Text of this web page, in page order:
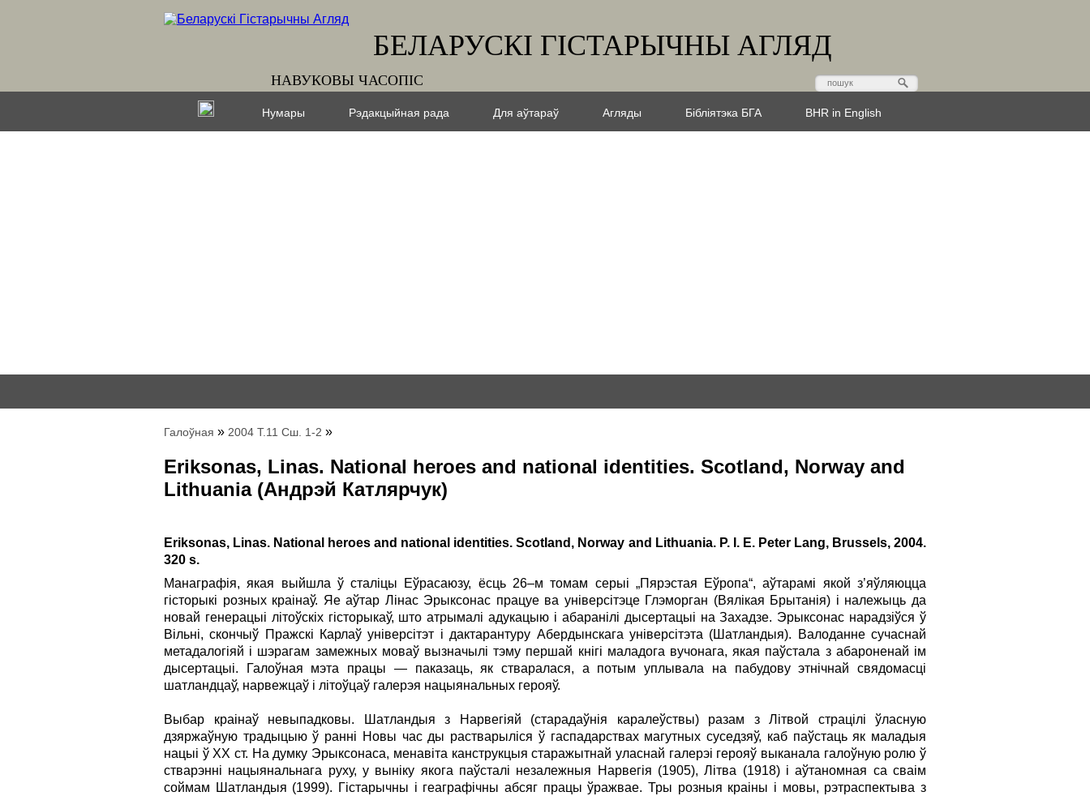
БЕЛАРУСКІ ГІСТАРЫЧНЫ АГЛЯД
НАВУКОВЫ ЧАСОПІС
Нумары Рэдакцыйная рада Для аўтараў Агляды Бібліятэка БГА BHR in English
Галоўная » 2004 Т.11 Сш. 1-2 »
Eriksonas, Linas. National heroes and national identities. Scotland, Norway and
Lithuania (Андрэй Катлярчук)
Eriksonas, Linas. National heroes and national identities. Scotland, Norway and Lithuania. P. I. E. Peter Lang, Brussels, 2004.
320 s.
Манаграфія, якая выйшла ў сталіцы Еўрасаюзу, ёсць 26–м томам серыі „Пярэстая Еўропа“, аўтарамі якой з’яўляюцца
гісторыкі розных краінаў. Яе аўтар Лінас Эрыксонас працуе ва універсітэце Глэморган (Вялікая Брытанія) і належыць да
новай генерацыі літоўскіх гісторыкаў, што атрымалі адукацыю і абаранілі дысертацыі на Захадзе. Эрыксонас нарадзіўся ў
Вільні, cкончыў Пражскі Карлаў універсітэт і дактарантуру Абердынскага універсітэта (Шатландыя). Валоданне сучаснай
метадалогіяй і шэрагам замежных моваў вызначылі тэму першай кнігі маладога вучонага, якая паўстала з абароненай ім
дысертацыі. Галоўная мэта працы — паказаць, як стваралася, а потым уплывала на пабудову этнічнай свядомасці
шатландцаў, нарвежцаў і літоўцаў галерэя нацыянальных герояў.
Выбар краінаў невыпадковы. Шатландыя з Нарвегіяй (старадаўнія каралеўствы) разам з Літвой страцілі ўласную
дзяржаўную традыцыю ў ранні Новы час ды растварыліся ў гаспадарствах магутных суседзяў, каб паўстаць як маладыя
нацыі ў ХХ ст. На думку Эрыксонаса, менавіта канструкцыя старажытнай уласнай галерэі герояў выканала галоўную ролю ў
стварэнні нацыянальнага руху, у выніку якога паўсталі незалежныя Нарвегія (1905), Літва (1918) і аўтаномная са сваім
соймам Шатландыя (1999). Гістарычны і геаграфічны абсяг працы ўражвае. Тры розныя краіны і мовы, рэтраспектыва з